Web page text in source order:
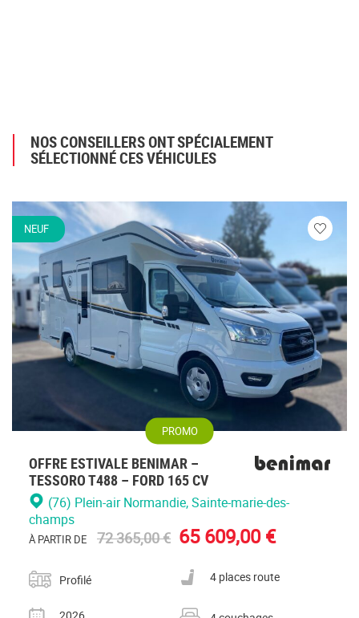
NOS CONSEILLERS ONT SPÉCIALEMENT
SÉLECTIONNÉ CES VÉHICULES
NEUF
Veuillez
PROMO
OFFRE ESTIVALE BENIMAR –
TESSORO T488 – FORD 165 CV
(76) Plein-air Normandie, Sainte-marie-des-
champs
À PARTIR DE 72 365,00 € 65 609,00 €
Catégorie
Profilé
Nombre de places carte grise
4 places route
Année
Nombre de couchages